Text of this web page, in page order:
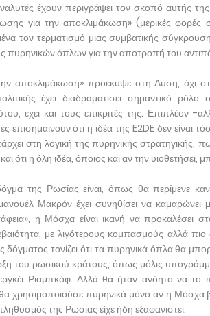
έχουν περιγράψει τον σκοπό αυτής
για την αποκλιμάκωση» (μερικές φορές
τον τερματισμό μιας συμβατικής
πυρηνικών όπλων για την αποτροπή του
αποκλιμάκωση» προέκυψε στη Δύση, όχι
έχει διαδραματίσει σημαντικό ρόλο
έχει και τους επικριτές της. Επιπλέον -
επισημαίνουν ότι η ιδέα της E2DE δεν είναι
στη λογική της πυρηνικής στρατηγικής,
ότι η όλη ιδέα, όποιος και αν την υιοθετήσει,
της Ρωσίας είναι, όπως θα περίμενε
Μακρόν έχει συνηθίσει να καμαρώνει
η Μόσχα είναι ικανή να προκαλέσει
με λιγότερους κομπασμούς αλλά πιο
δόγματος τονίζει ότι τα πυρηνικά όπλα θα
του ρωσικού κράτους, όπως μόλις
Ριαμπκόφ. Αλλά θα ήταν ανόητο να το
πυρηνικά μόνο αν η Μόσχα
της Ρωσίας είχε ήδη εξαφανιστεί.